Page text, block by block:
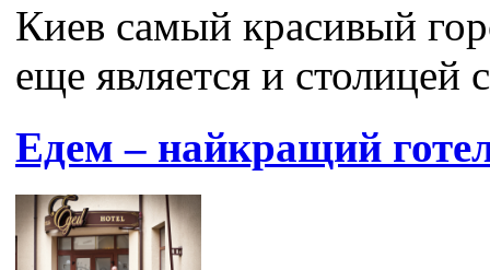
Киев самый красивый
еще является и столицей
Едем – найкращий